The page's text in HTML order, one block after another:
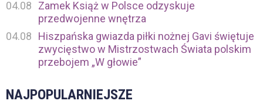
04.08
Zamek Książ w Polsce odzyskuje
przedwojenne wnętrza
04.08
Hiszpańska gwiazda piłki nożnej Gavi świętuje
zwycięstwo w Mistrzostwach Świata polskim
przebojem „W głowie”
NAJPOPULARNIEJSZE